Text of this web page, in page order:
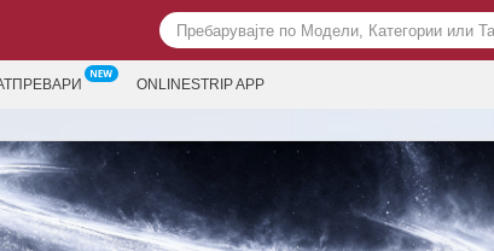
ONLINESTRIP APP